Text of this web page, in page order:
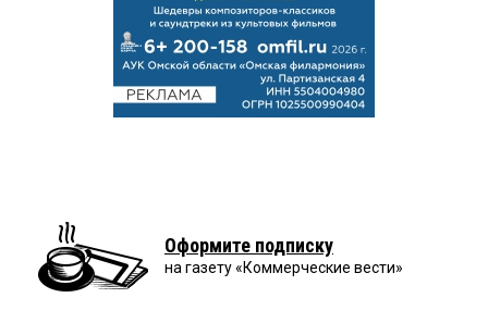
Оформите подписку
на газету «Коммерческие вести»